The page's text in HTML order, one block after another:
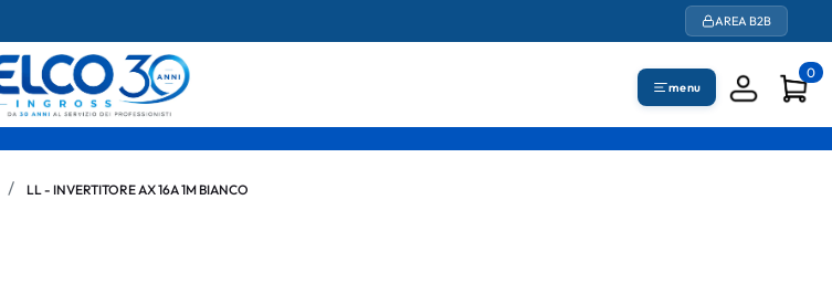
AREA B2B
menu
0
LL - INVERTITORE AX 16A 1M BIANCO